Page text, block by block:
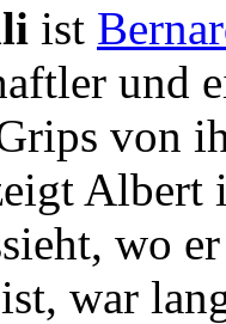
ist
und
von
Albert
wo
war